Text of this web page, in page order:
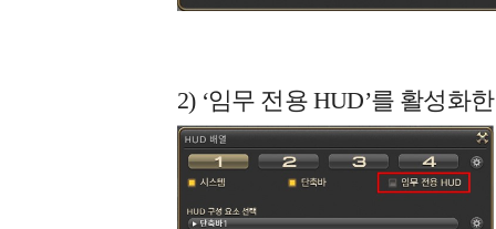
2) ‘임무 전용 HUD’를 활성화